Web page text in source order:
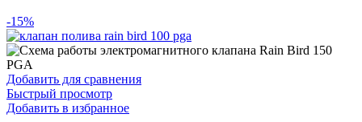
-15%
Добавить для сравнения
Быстрый просмотр
Добавить в избранное